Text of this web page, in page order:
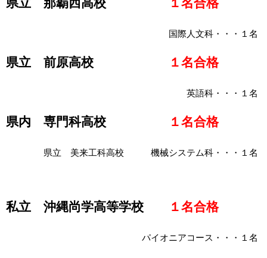
国際人文科・・・１名
県立 前原高校 １名合格
英語科・・・１名
県内 専門科高校 １名合格
県立 美来工科高校 機械システム科・・・１名
私立 沖縄尚学高等学校 １名合格
パイオニアコース・・・１名